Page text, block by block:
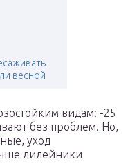
весной
видам: -25
без проблем. Но,
уход
лилейники